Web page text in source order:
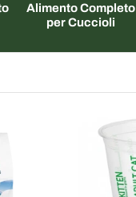
Alimento Completo
per Cuccioli